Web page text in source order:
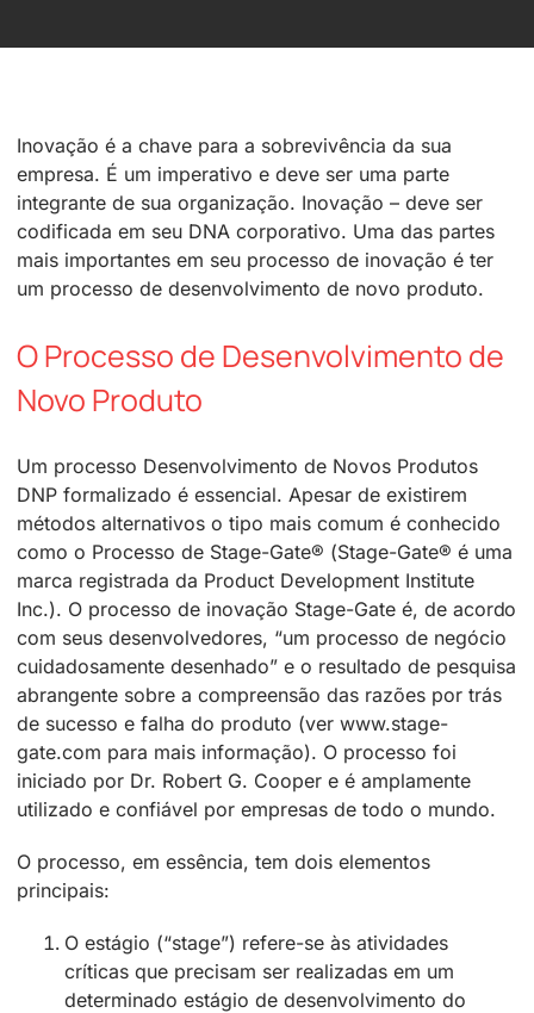
Inovação é a chave para a sobrevivência da sua
empresa. É um imperativo e deve ser uma parte
integrante de sua organização. Inovação – deve ser
codificada em seu DNA corporativo. Uma das partes
mais importantes em seu processo de inovação é ter
um processo de desenvolvimento de novo produto.
O Processo de Desenvolvimento de
Novo Produto
Um processo Desenvolvimento de Novos Produtos
DNP formalizado é essencial. Apesar de existirem
métodos alternativos o tipo mais comum é conhecido
como o Processo de Stage-Gate® (Stage-Gate® é uma
marca registrada da Product Development Institute
Inc.). O processo de inovação Stage-Gate é, de acordo
com seus desenvolvedores, “um processo de negócio
cuidadosamente desenhado” e o resultado de pesquisa
abrangente sobre a compreensão das razões por trás
de sucesso e falha do produto (ver www.stage-
gate.com para mais informação). O processo foi
iniciado por Dr. Robert G. Cooper e é amplamente
utilizado e confiável por empresas de todo o mundo.
O processo, em essência, tem dois elementos
principais:
O estágio (“stage”) refere-se às atividades
críticas que precisam ser realizadas em um
determinado estágio de desenvolvimento do